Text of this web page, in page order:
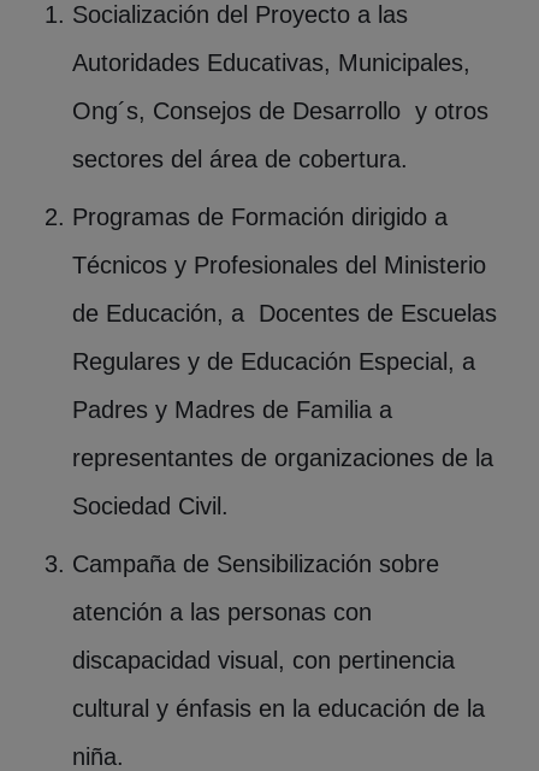
Socialización del Proyecto a las
Autoridades Educativas, Municipales,
Ong´s, Consejos de Desarrollo y otros
sectores del área de cobertura.
Programas de Formación dirigido a
Técnicos y Profesionales del Ministerio
de Educación, a Docentes de Escuelas
Regulares y de Educación Especial, a
Padres y Madres de Familia a
representantes de organizaciones de la
Sociedad Civil.
Campaña de Sensibilización sobre
atención a las personas con
discapacidad visual, con pertinencia
cultural y énfasis en la educación de la
niña.